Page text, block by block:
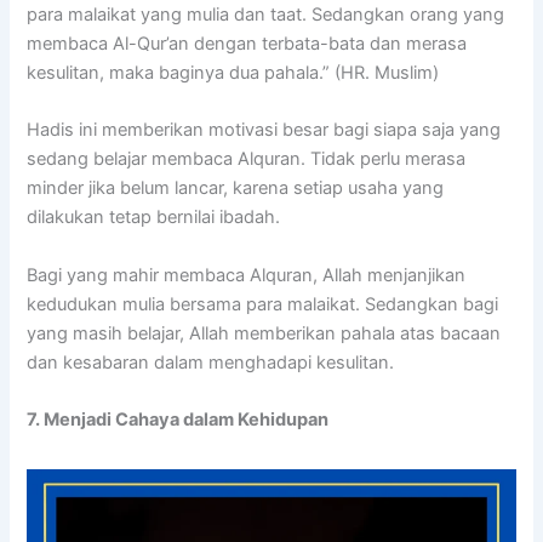
para malaikat yang mulia dan taat. Sedangkan orang yang
membaca Al-Qur’an dengan terbata-bata dan merasa
kesulitan, maka baginya dua pahala.” (HR. Muslim)
Hadis ini memberikan motivasi besar bagi siapa saja yang
sedang belajar membaca Alquran. Tidak perlu merasa
minder jika belum lancar, karena setiap usaha yang
dilakukan tetap bernilai ibadah.
Bagi yang mahir membaca Alquran, Allah menjanjikan
kedudukan mulia bersama para malaikat. Sedangkan bagi
yang masih belajar, Allah memberikan pahala atas bacaan
dan kesabaran dalam menghadapi kesulitan.
7. Menjadi Cahaya dalam Kehidupan